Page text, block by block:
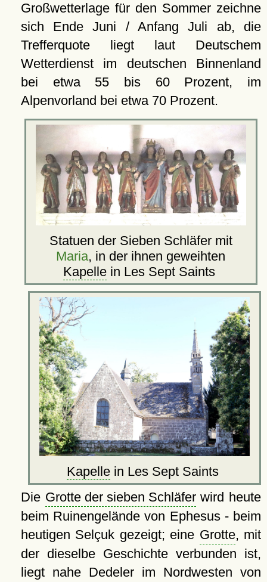
Großwetterlage für den Sommer zeichne
sich Ende Juni / Anfang Juli ab, die
Trefferquote liegt laut Deutschem
Wetterdienst im deutschen Binnenland
bei etwa 55 bis 60 Prozent, im
Alpenvorland bei etwa 70 Prozent.
Statuen der Sieben Schläfer mit
Maria, in der ihnen geweihten
Kapellein Les Sept Saints
Kapelle in Les Sept Saints
Die Grotte der sieben Schläferwird heute
beim Ruinengelände von Ephesus - beim
heutigen Selçuk gezeigt; eine Grotte, mit
der dieselbe Geschichte verbunden ist,
liegt nahe Dedeler im Nordwesten von